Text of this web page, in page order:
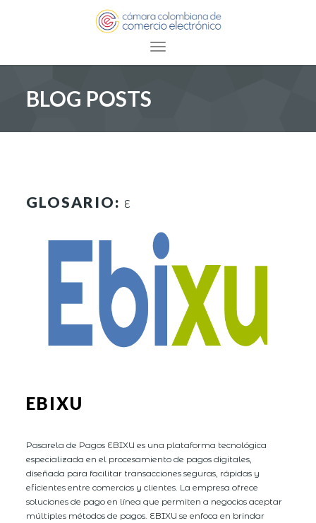
Toggle navigation
BLOG POSTS
GLOSARIO: E
EBIXU
Pasarela de Pagos EBIXU es una plataforma tecnológica
especializada en el procesamiento de pagos digitales,
diseñada para facilitar transacciones seguras, rápidas y
eficientes entre comercios y clientes. La empresa ofrece
soluciones de pago en línea que permiten a negocios aceptar
múltiples métodos de pagos. EBIXU se enfoca en brindar